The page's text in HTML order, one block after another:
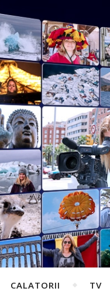
CALATORII TV